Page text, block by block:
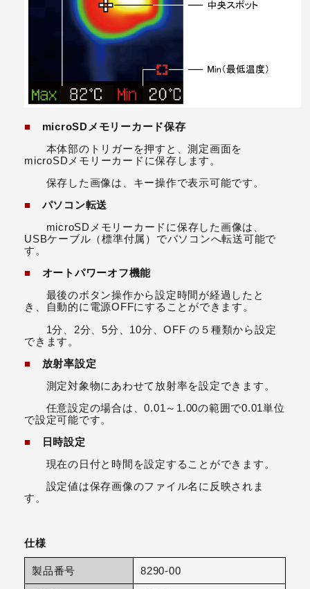
■ microSDメモリーカード保存
本体部のトリガーを押すと、測定画面を
microSDメモリーカードに保存します。
保存した画像は、キー操作で表示可能です。
■ パソコン転送
microSDメモリーカードに保存した画像は、
USBケーブル（標準付属）でパソコンへ転送可能で
す。
■ オートパワーオフ機能
最後のボタン操作から設定時間が経過したと
き、自動的に電源OFFにすることができます。
1分、2分、5分、10分、OFF の５種類から設定
できます。
■ 放射率設定
測定対象物にあわせて放射率を設定できます。
任意設定の場合は、0.01～1.00の範囲で0.01単位
で設定可能です。
■ 日時設定
現在の日付と時間を設定することができます。
設定値は保存画像のファイル名に反映されま
す。
仕様
製品番号 8290-00